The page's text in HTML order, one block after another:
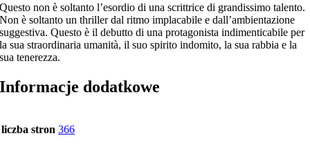
Questo non è soltanto l’esordio di una scrittrice di grandissimo talento.
Non è soltanto un thriller dal ritmo implacabile e dall’ambientazione
suggestiva. Questo è il debutto di una protagonista indimenticabile per
la sua straordinaria umanità, il suo spirito indomito, la sua rabbia e la
sua tenerezza.
Informacje dodatkowe
liczba stron 366